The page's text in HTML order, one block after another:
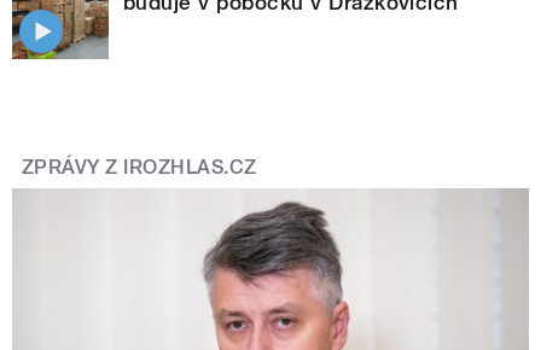
ZPRÁVY Z IROZHLAS.CZ